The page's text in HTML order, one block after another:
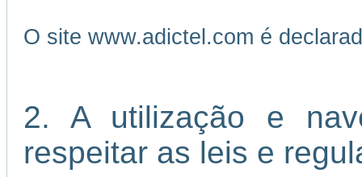
O site www.adictel.com é
2. A utilização e
respeitar as leis e